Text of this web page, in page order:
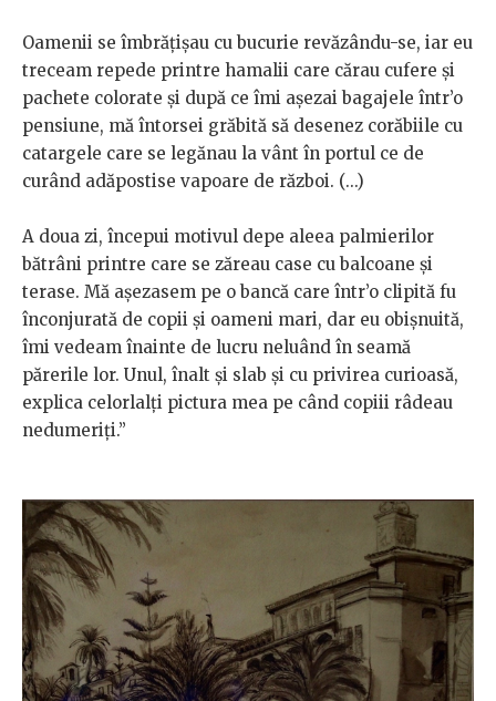
Oamenii se îmbrățișau cu bucurie revăzându-se, iar eu
treceam repede printre hamalii care cărau cufere și
pachete colorate și după ce îmi așezai bagajele într’o
pensiune, mă întorsei grăbită să desenez corăbiile cu
catargele care se legănau la vânt în portul ce de
curând adăpostise vapoare de război. (...)
A doua zi, începui motivul depe aleea palmierilor
bătrâni printre care se zăreau case cu balcoane și
terase. Mă așezasem pe o bancă care într’o clipită fu
înconjurată de copii și oameni mari, dar eu obișnuită,
îmi vedeam înainte de lucru neluând în seamă
părerile lor. Unul, înalt și slab și cu privirea curioasă,
explica celorlalți pictura mea pe când copiii râdeau
nedumeriți.”